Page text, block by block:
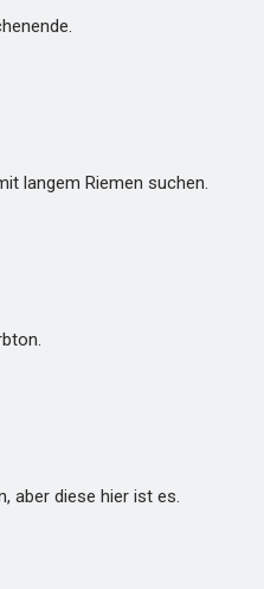
langem Riemen suchen.
aber diese hier ist es.